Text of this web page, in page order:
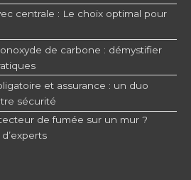
centrale : Le choix optimal pour
de carbone : démystifier
et assurance : un duo
sécurité
de fumée sur un mur ?